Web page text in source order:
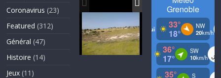
Coronavirus (23)
Featured (312)
Général (47)
Histoire (14)
Jeux (11)